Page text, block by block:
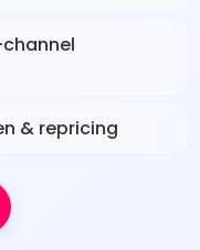
& repricing